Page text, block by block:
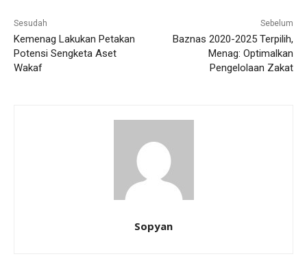
Sesudah
Kemenag Lakukan Petakan
Potensi Sengketa Aset
Wakaf
Sebelum
Baznas 2020-2025 Terpilih,
Menag: Optimalkan
Pengelolaan Zakat
Sopyan